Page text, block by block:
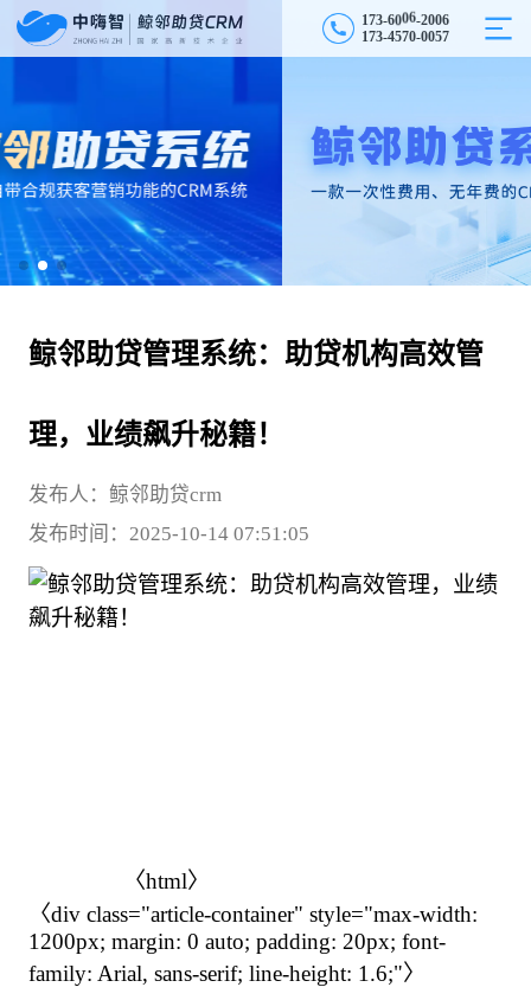
173-6006-2006
173-4570-0057
鲸邻助贷管理系统：助贷机构高效管
理，业绩飙升秘籍！
发布人：鲸邻助贷crm
发布时间：2025-10-14 07:51:05
〈div class="article-container" style="max-width:
1200px; margin: 0 auto; padding: 20px; font-
family: Arial, sans-serif; line-height: 1.6;"〉